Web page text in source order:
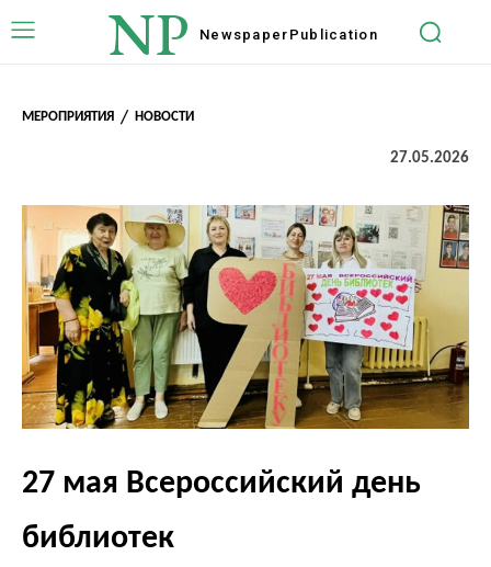
NP Newspaper Publication
МЕРОПРИЯТИЯ НОВОСТИ
27.05.2026
27 мая Всероссийский день
библиотек